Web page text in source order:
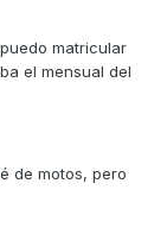
matricular
el mensual del
de motos, pero